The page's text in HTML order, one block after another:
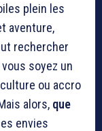
plein les
aventure,
rechercher
soyez un
ou accro
alors, que
envies